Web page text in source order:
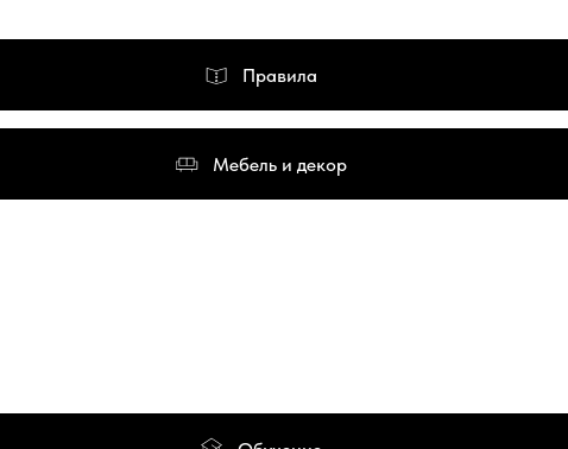
Правила
Мебель и декор